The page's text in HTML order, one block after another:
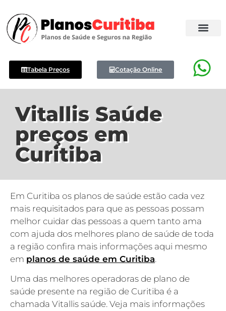
Tabela Preços Cotação Online
Vitallis Saúde
preços em
Curitiba
Em Curitiba os planos de saúde estão cada vez
mais requisitados para que as pessoas possam
melhor cuidar das pessoas a quem tanto ama
com ajuda dos melhores plano de saúde de toda
a região confira mais informações aqui mesmo
em planos de saúde em Curitiba.
Uma das melhores operadoras de plano de
saúde presente na região de Curitiba é a
chamada Vitallis saúde. Veja mais informações